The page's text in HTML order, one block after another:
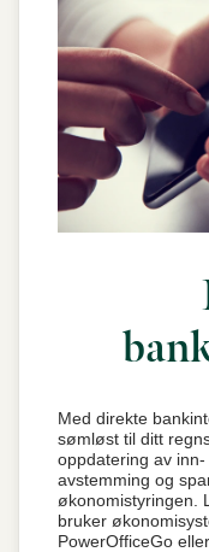
Med direkte
sømløst til ditt
oppdatering av
avstemming og
økonomistyringen.
bruker
PowerOfficeGo